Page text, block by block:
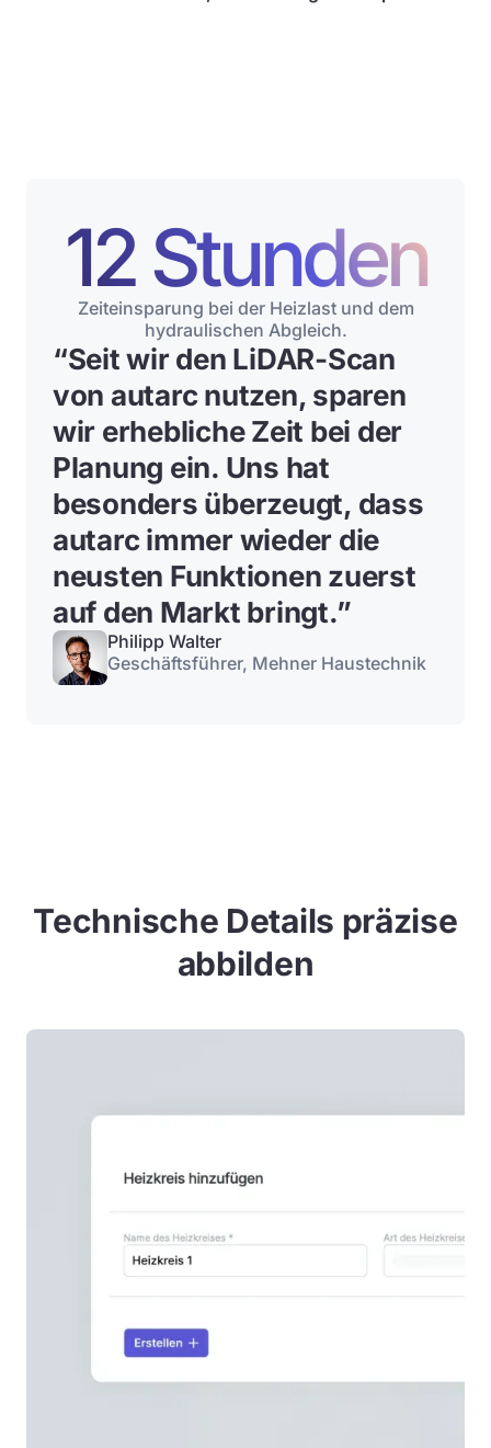
12 Stunden
Zeiteinsparung bei der Heizlast und dem
hydraulischen Abgleich.
“Seit wir den LiDAR-Scan
von autarc nutzen, sparen
wir erhebliche Zeit bei der
Planung ein. Uns hat
besonders überzeugt, dass
autarc immer wieder die
neusten Funktionen zuerst
auf den Markt bringt.”
Philipp Walter
Geschäftsführer, Mehner Haustechnik
Technische Details präzise
abbilden